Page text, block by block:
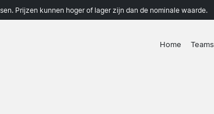
Prijzen kunnen hoger of lager zijn dan de nominale waarde.
Home Teams